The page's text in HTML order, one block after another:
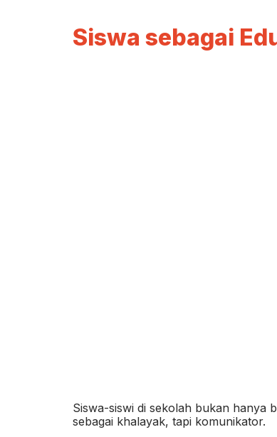
Siswa sebagai
Siswa-siswi di sekolah bukan hanya
sebagai khalayak, tapi komunikator.